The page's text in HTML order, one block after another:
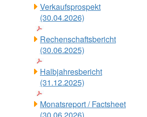
Verkaufsprospekt
(30.04.2026)
Rechenschaftsbericht
(30.06.2025)
Halbjahresbericht
(31.12.2025)
Monatsreport / Factsheet